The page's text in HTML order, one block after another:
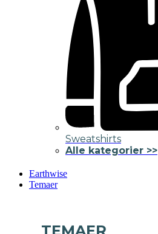
Sweatshirts
Alle kategorier >>
Earthwise
Temaer